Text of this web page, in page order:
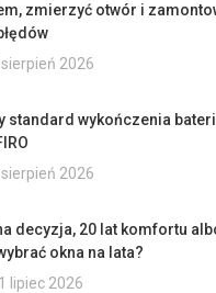
zmierzyć otwór i
2026
standard wykończenia
2026
decyzja, 20 lat komfortu
okna na lata?
lipiec 2026